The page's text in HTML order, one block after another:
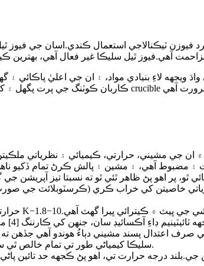
ويجهه لاءِ بنيادي مواد، ۽ ان جي اعليٰ
۽ مضبوط آهي، ۽ مشين ۽ پالش ڪرڻ تمام ڏکيو
• سليڪا کيمياڻي طور تي تمام خالص ٿي سگھي ٿو، ٺاھڻ جي طريقي تي منحصر آھي (ھيٺ ڏسو).